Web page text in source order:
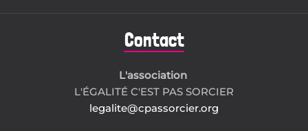
Contact
L'association
L'ÉGALITÉ C'EST PAS SORCIER
legalite@cpassorcier.org